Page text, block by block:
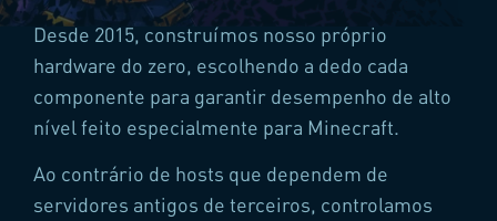
Desde 2015, construímos nosso próprio
hardware do zero, escolhendo a dedo cada
componente para garantir desempenho de alto
nível feito especialmente para Minecraft.
Ao contrário de hosts que dependem de
servidores antigos de terceiros, controlamos